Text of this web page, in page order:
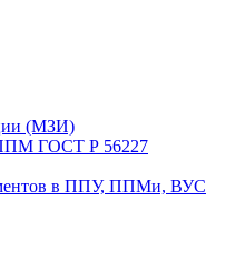
(МЗИ)
ГОСТ Р 56227
в ППУ, ППМи, ВУС